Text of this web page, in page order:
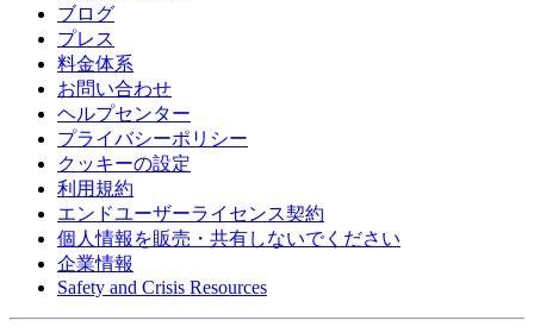
ブログ
プレス
料金体系
お問い合わせ
ヘルプセンター
プライバシーポリシー
クッキーの設定
利用規約
エンドユーザーライセンス契約
個人情報を販売・共有しないでください
企業情報
Safety and Crisis Resources